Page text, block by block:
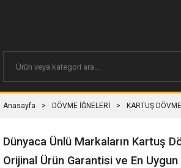
Anasayfa DÖVME İĞNELERİ KARTUŞ
Dünyaca Ünlü Markaların Kartuş
Orijinal Ürün Garantisi ve En